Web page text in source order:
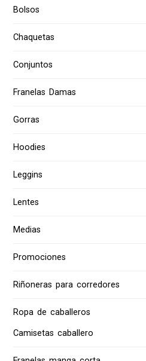
Bolsos
Chaquetas
Conjuntos
Franelas Damas
Gorras
Hoodies
Leggins
Lentes
Medias
Promociones
Riñoneras para corredores
Ropa de caballeros
Camisetas caballero